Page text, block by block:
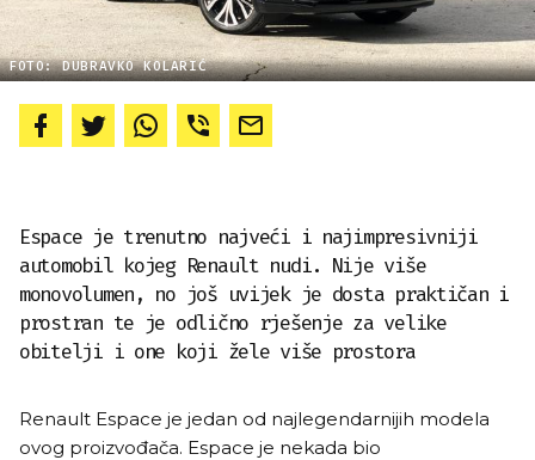
FOTO: DUBRAVKO KOLARIĆ
Espace je trenutno najveći i najimpresivniji
automobil kojeg Renault nudi. Nije više
monovolumen, no još uvijek je dosta praktičan i
prostran te je odlično rješenje za velike
obitelji i one koji žele više prostora
Renault Espace je jedan od najlegendarnijih modela
ovog proizvođača. Espace je nekada bio